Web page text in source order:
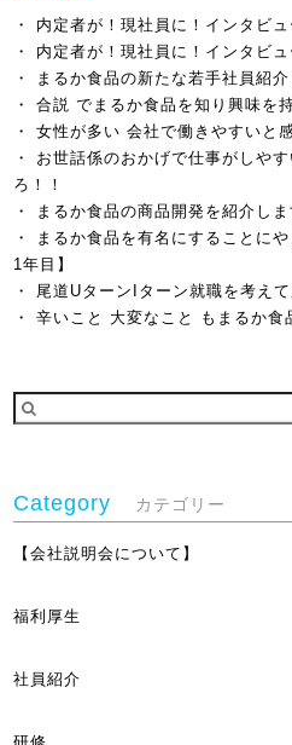
内定者が！現社員に！インタビュ
内定者が！現社員に！インタビ
まるか食品の新たな若手社員紹介
合説 でまるか食品を知り興味を
女性が多い 会社で働きやすいと
お世話係のおかげで仕事がしや
ろ！！
まるか食品の商品開発を紹介しま
まるか食品を有名にすることに
1年目】
尾道UターンIターン就職を考え
辛いこと 大変なこと もまるか食
Category カテゴリー
【会社説明会について】
福利厚生
社員紹介